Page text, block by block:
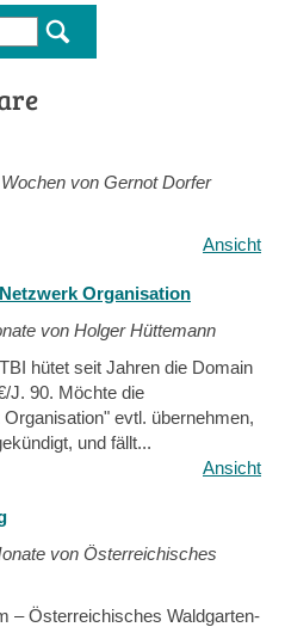
von Gernot Dorfer
Ansicht
Organisation
von Holger Hüttemann
hütet seit Jahren die Domain
J. 90. Möchte die
evtl. übernehmen,
und fällt...
Ansicht
von Österreichisches
– Österreichisches Waldgarten-